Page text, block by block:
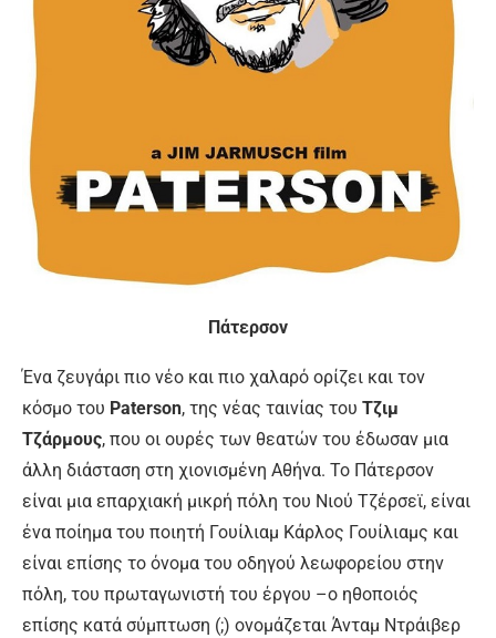
Πάτερσον
Ένα ζευγάρι πιο νέο και πιο χαλαρό ορίζει και τον
κόσμο του Paterson, της νέας ταινίας του Τζιμ
Τζάρμους, που οι ουρές των θεατών του έδωσαν μια
άλλη διάσταση στη χιονισμένη Αθήνα. Το Πάτερσον
είναι μια επαρχιακή μικρή πόλη του Νιού Τζέρσεϊ, είναι
ένα ποίημα του ποιητή Γουίλιαμ Κάρλος Γουίλιαμς και
είναι επίσης το όνομα του οδηγού λεωφορείου στην
πόλη, του πρωταγωνιστή του έργου –ο ηθοποιός
επίσης κατά σύμπτωση (;) ονομάζεται Άνταμ Ντράιβερ